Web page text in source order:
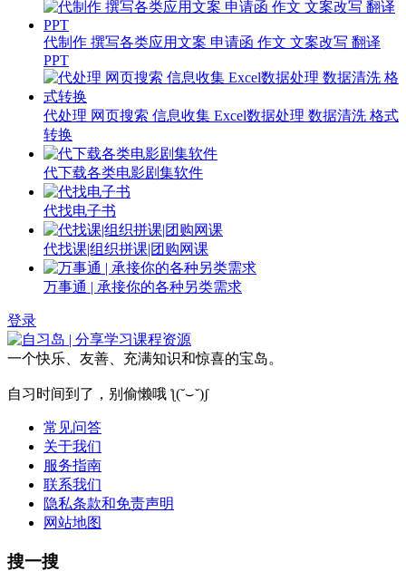
代制作 撰写各类应用文案 申请函 作文 文案改写 翻译
PPT
代处理 网页搜索 信息收集 Excel数据处理 数据清洗 格式
转换
代下载各类电影剧集软件
代找电子书
代找课|组织拼课|团购网课
万事通 | 承接你的各种另类需求
登录
一个快乐、友善、充满知识和惊喜的宝岛。
自习时间到了，别偷懒哦 ƪ(˘⌣˘)ʃ
常见问答
关于我们
服务指南
联系我们
隐私条款和免责声明
网站地图
搜一搜